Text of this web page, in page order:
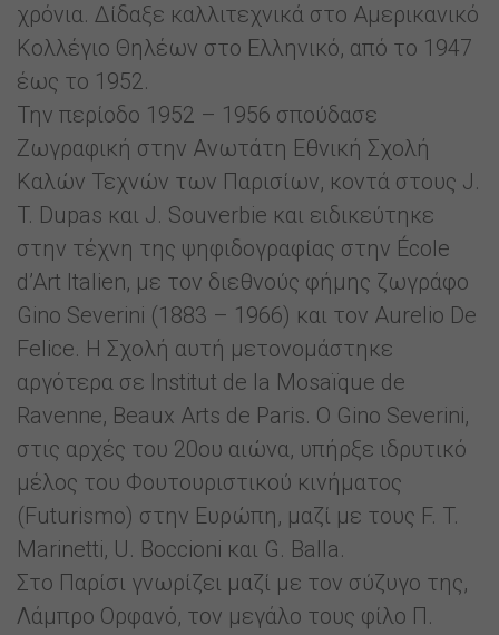
χρόνια. Δίδαξε καλλιτεχνικά στο Αμερικανικό
Κολλέγιο Θηλέων στο Ελληνικό, από το 1947
έως το 1952.
Την περίοδο 1952 – 1956 σπούδασε
Ζωγραφική στην Ανωτάτη Εθνική Σχολή
Καλών Τεχνών των Παρισίων, κοντά στους J.
T. Dupas και J. Souverbie και ειδικεύτηκε
στην τέχνη της ψηφιδογραφίας στην École
d’Art Italien, με τον διεθνούς φήμης ζωγράφο
Gino Severini (1883 – 1966) και τον Aurelio De
Felice. Η Σχολή αυτή μετονομάστηκε
αργότερα σε Institut de la Mosaïque de
Ravenne, Beaux Arts de Paris. Ο Gino Severini,
στις αρχές του 20ου αιώνα, υπήρξε ιδρυτικό
μέλος του Φουτουριστικού κινήματος
(Futurismo) στην Ευρώπη, μαζί με τους F. T.
Marinetti, U. Boccioni και G. Balla.
Στο Παρίσι γνωρίζει μαζί με τον σύζυγο της,
Λάμπρο Ορφανό, τον μεγάλο τους φίλο Π.